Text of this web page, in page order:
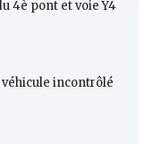
4è pont et voie Y4
incontrôlé